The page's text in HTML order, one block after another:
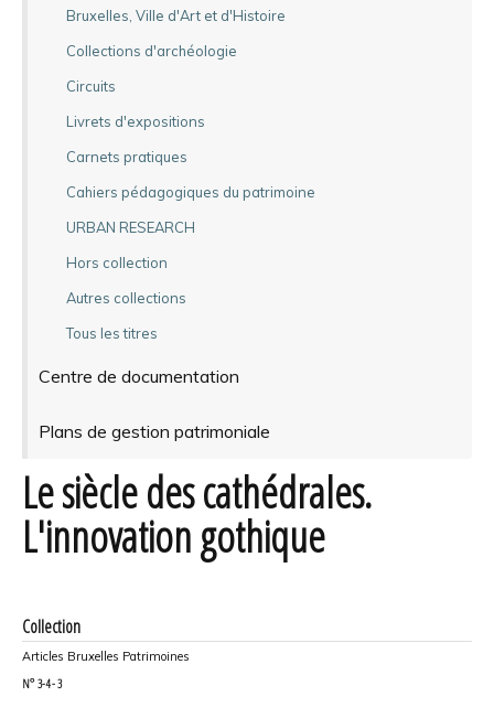
Bruxelles, Ville d'Art et d'Histoire
Collections d'archéologie
Circuits
Livrets d'expositions
Carnets pratiques
Cahiers pédagogiques du patrimoine
URBAN RESEARCH
Hors collection
Autres collections
Tous les titres
Centre de documentation
Plans de gestion patrimoniale
Le siècle des cathédrales.
L'innovation gothique
Collection
Articles Bruxelles Patrimoines
N° 3-4 - 3